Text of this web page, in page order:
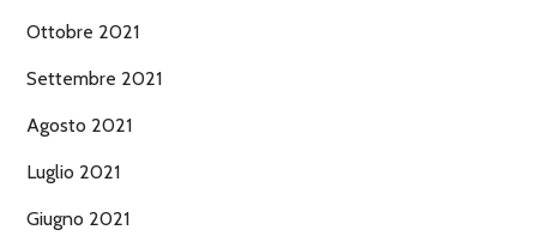
Ottobre 2021
Settembre 2021
Agosto 2021
Luglio 2021
Giugno 2021